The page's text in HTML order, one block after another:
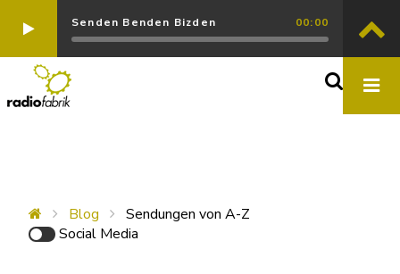
Senden Benden Bizden 00:00
Blog
Sendungen von A-Z
Social Media